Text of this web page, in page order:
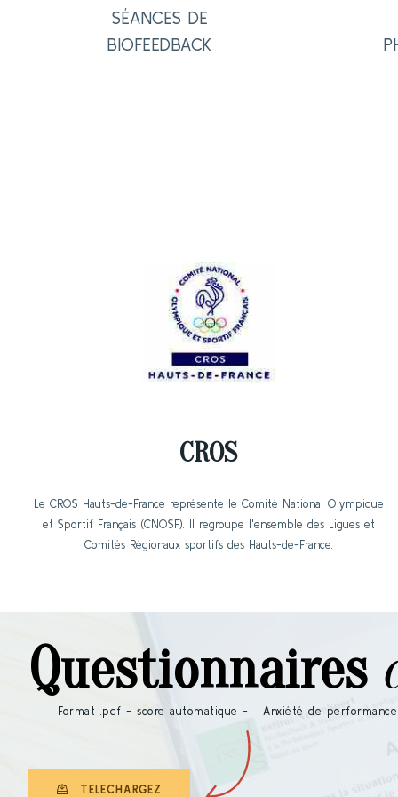
SÉANCES DE
BIOFEEDBACK
CROS
Le CROS Hauts-de-France représente le Comité National Olympique
et Sportif Français (CNOSF). Il regroupe l'ensemble des Ligues et
Comités Régionaux sportifs des Hauts-de-France.
Questionnaires
Format .pdf - score automatique - Anxiété de performance
TELECHARGEZ